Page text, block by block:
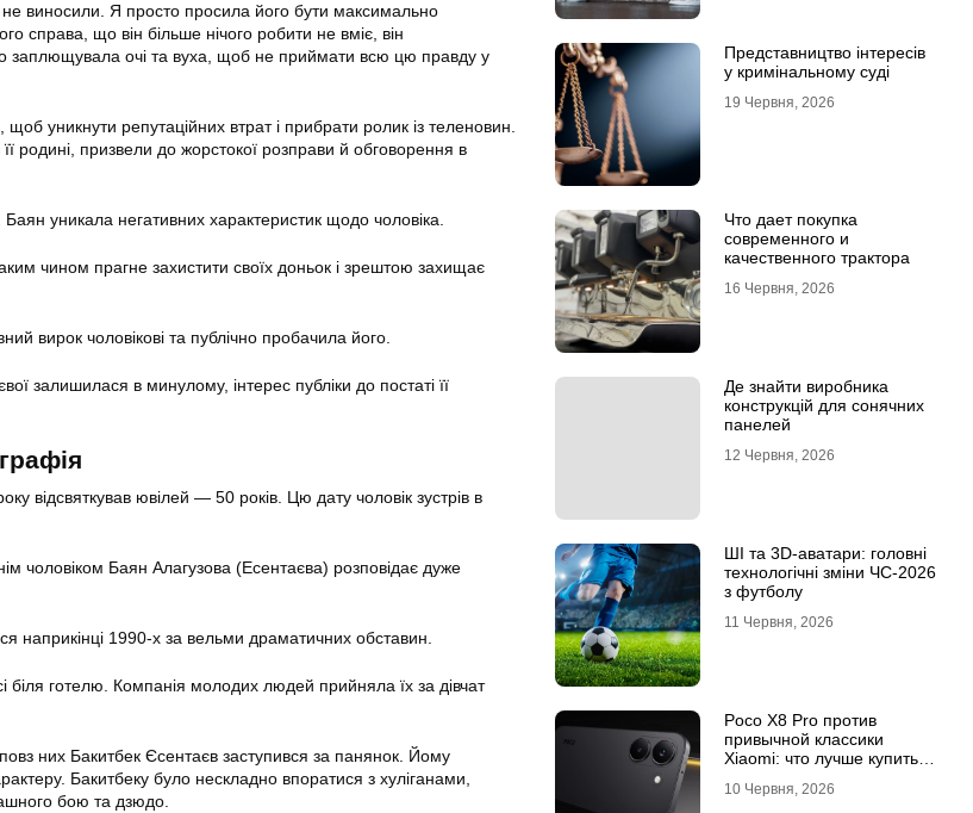
не виносили. Я просто просила його бути максимально
справа, що він більше нічого робити не вміє, він
заплющувала очі та вуха, щоб не приймати всю цю правду у
уникнути репутаційних втрат і прибрати ролик із теленовин.
родині, призвели до жорстокої розправи й обговорення в
Баян уникала негативних характеристик щодо чоловіка.
чином прагне захистити своїх доньок і зрештою захищає
вирок чоловікові та публічно пробачила його.
залишилася в минулому, інтерес публіки до постаті її
відсвяткував ювілей — 50 років. Цю дату чоловік зустрів в
чоловіком Баян Алагузова (Есентаєва) розповідає дуже
наприкінці 1990-х за вельми драматичних обставин.
біля готелю. Компанія молодих людей прийняла їх за дівчат
них Бакитбек Єсентаєв заступився за панянок. Йому
Бакитбеку було нескладно впоратися з хуліганами,
бою та дзюдо.
Представництво інтересів
у кримінальному суді
19 Червня, 2026
Что дает покупка
современного и
качественного трактора
16 Червня, 2026
Де знайти виробника
конструкцій для сонячних
панелей
12 Червня, 2026
ШІ та 3D-аватари: головні
технологічні зміни ЧС-2026
з футболу
11 Червня, 2026
Poco X8 Pro против
привычной классики
Xiaomi: что лучше купить
10 Червня, 2026